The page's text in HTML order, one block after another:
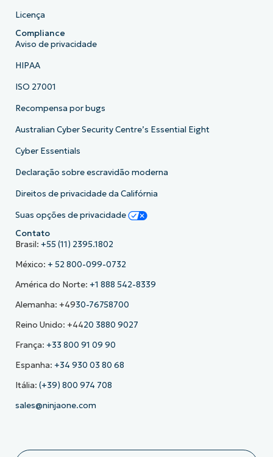
Licença
Compliance
Aviso de privacidade
HIPAA
ISO 27001
Recompensa por bugs
Australian Cyber Security Centre’s Essential Eight
Cyber Essentials
Declaração sobre escravidão moderna
Direitos de privacidade da Califórnia
Suas opções de privacidade
Contato
Brasil: +55 (11) 2395.1802
México: + 52 800-099-0732
América do Norte: +1 888 542-8339
Alemanha: +4930-76758700
Reino Unido: +4420 3880 9027
França: +33 800 91 09 90
Espanha: +34 930 03 80 68
Itália: (+39) 800 974 708
sales@ninjaone.com